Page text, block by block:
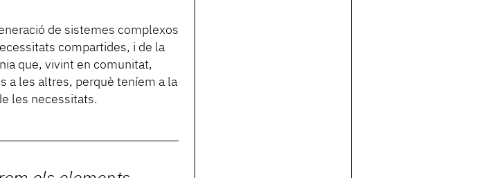
de sistemes complexos
compartides, i de la
que, vivint en comunitat,
a les altres, perquè teníem a la
les necessitats.